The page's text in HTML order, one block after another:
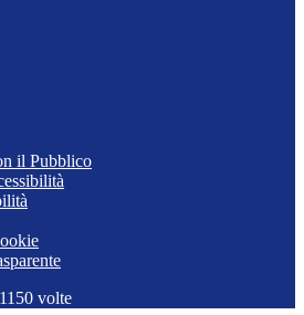
il Pubblico
1150 volte